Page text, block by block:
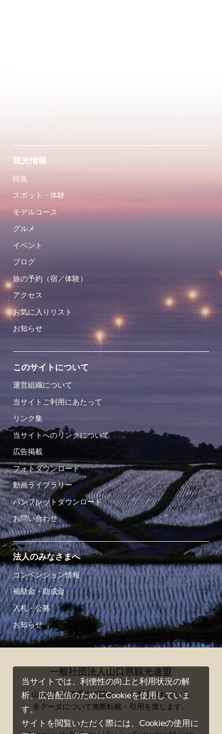
観光情報
特集
スポット・体験
モデルコース
グルメ
イベント
ブログ
旅の予約（宿／体験）
アクセス
お気に入りリスト
お知らせ
このサイトについて
運営組織について
当サイトご利用にあたって
リンク集
当サイトへのリンクについて
広告掲載
フォトダウンロード
動画ライブラリー
パンフレットダウンロード
お問い合わせ
法人のみなさまへ
コンベンション情報
補助金・助成金
入札・公募
お知らせ
一般社団法人山口県観光連盟
山口県観光連盟のWEBサイトに掲載されている
全データについて無断転載・引用を禁じます。
当サイトでは、利便性の向上と利用状況の解
析、広告配信のためにCookieを使用していま
す。
サイトを閲覧いただく際には、Cookieの使用に